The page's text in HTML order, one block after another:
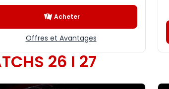
Acheter
Offres et Avantages
26 I 27